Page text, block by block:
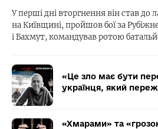
У перші дні вторгнення він став до
на Київщині, пройшов бої за
і Бахмут, командував ротою
«Це зло має бути
українця, який
«Хмарами» та